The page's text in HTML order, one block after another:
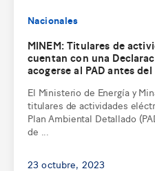
Nacionales
MINEM: Titulares de
cuentan con una
acogerse al PAD antes
El Ministerio de Energía y
titulares de actividades
Plan Ambiental Detallado
de ...
23 octubre, 2023